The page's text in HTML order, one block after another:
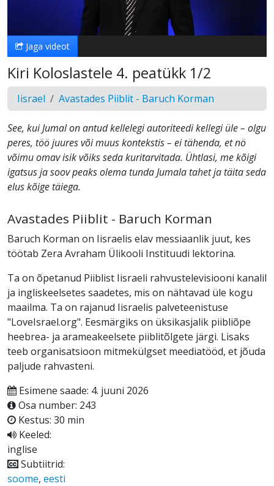
Jaga videot
Kiri Koloslastele 4. peatükk 1/2
Iisrael Avastades Piiblit - Baruch Korman
See, kui Jumal on antud kellelegi autoriteedi kellegi üle – olgu
peres, töö juures või muus kontekstis – ei tähenda, et nö
võimu omav isik võiks seda kuritarvitada. Ühtlasi, me kõigi
igatsus ja soov peaks olema tunda Jumala tahet ja täita seda
elus kõige täiega.
Avastades Piiblit - Baruch Korman
Baruch Korman on Iisraelis elav messiaanlik juut, kes
töötab Zera Avraham Ülikooli Instituudi lektorina.
Ta on õpetanud Piiblist Iisraeli rahvustelevisiooni kanalil
ja ingliskeelsetes saadetes, mis on nähtavad üle kogu
maailma. Ta on rajanud Iisraelis palveteenistuse
"LoveIsrael.org". Eesmärgiks on üksikasjalik piibliõpe
heebrea- ja arameakeelsete piiblitõlgete järgi. Lisaks
teeb organisatsioon mitmekülgset meediatööd, et jõuda
paljude rahvasteni.
Esimene saade: 4. juuni 2026
Osa number: 243
Kestus: 30 min
Keeled:
inglise
Subtiitrid:
soome, eesti